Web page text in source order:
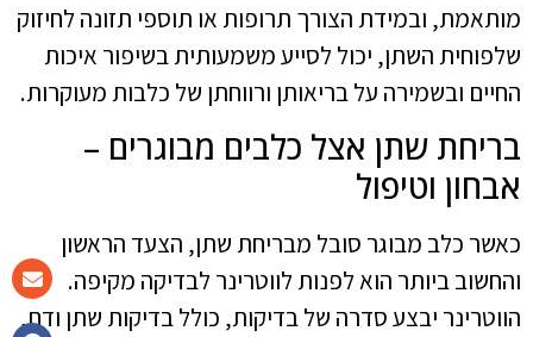
מותאמת, ובמידת הצורך תרופות או תוספי תזונה לחיזוק
שלפוחית השתן, יכול לסייע משמעותית בשיפור איכות
החיים ובשמירה על בריאותן ורווחתן של כלבות מעוקרות.
בריחת שתן אצל כלבים מבוגרים –
אבחון וטיפול
כאשר כלב מבוגר סובל מבריחת שתן, הצעד הראשון
והחשוב ביותר הוא לפנות לווטרינר לבדיקה מקיפה.
הווטרינר יבצע סדרה של בדיקות, כולל בדיקות שתן ודם,